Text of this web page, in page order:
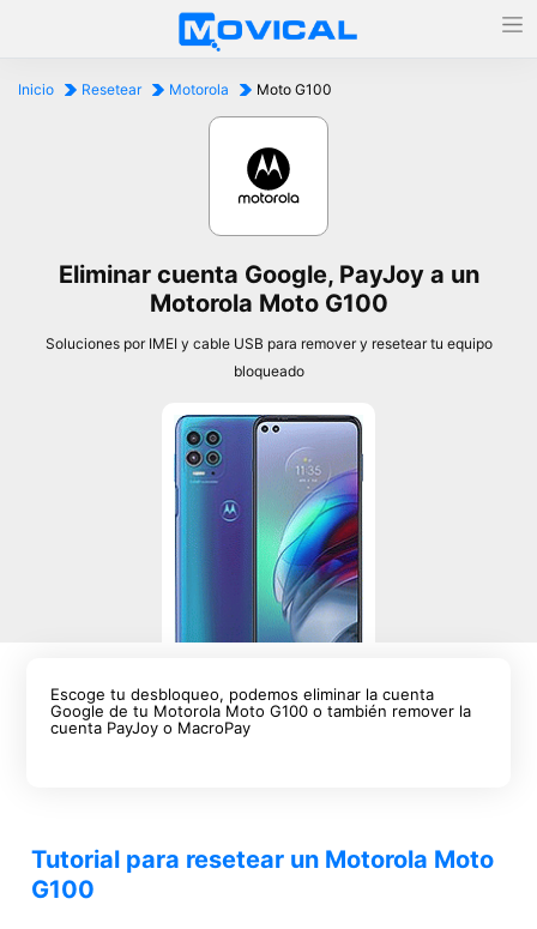
Inicio Resetear Motorola Moto G100
Eliminar cuenta Google, PayJoy a un
Motorola Moto G100
Soluciones por IMEI y cable USB para remover y resetear tu equipo
bloqueado
Escoge tu desbloqueo, podemos eliminar la cuenta
Google de tu Motorola Moto G100 o también remover la
cuenta PayJoy o MacroPay
Tutorial para resetear un Motorola Moto
G100